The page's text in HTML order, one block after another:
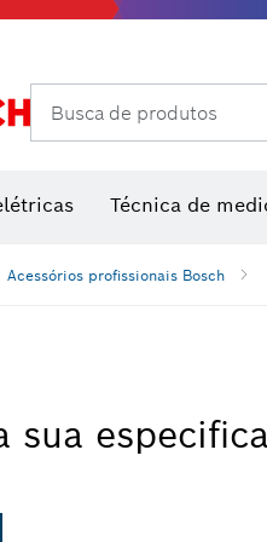
Busca de produtos
Técnica de
Acessórios profissionais Bosch
sua